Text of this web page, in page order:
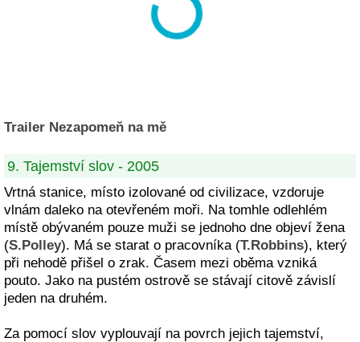
Trailer Nezapomeň na mě
9. Tajemství slov - 2005
Vrtná stanice, místo izolované od civilizace, vzdoruje
vlnám daleko na otevřeném moři. Na tomhle odlehlém
místě obývaném pouze muži se jednoho dne objeví žena
(S.Polley). Má se starat o pracovníka (T.Robbins), který
při nehodě přišel o zrak. Časem mezi oběma vzniká
pouto. Jako na pustém ostrově se stávají citově závislí
jeden na druhém.
Za pomocí slov vyplouvají na povrch jejich tajemství,